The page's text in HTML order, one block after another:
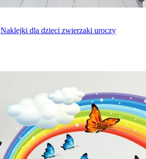
Naklejki dla dzieci zwierzaki uroczy